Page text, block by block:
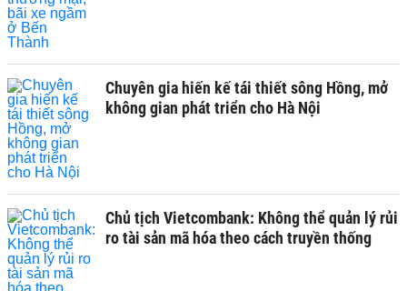
Chuyên gia hiến kế tái thiết sông Hồng, mở
không gian phát triển cho Hà Nội
Chủ tịch Vietcombank: Không thể quản lý rủi
ro tài sản mã hóa theo cách truyền thống